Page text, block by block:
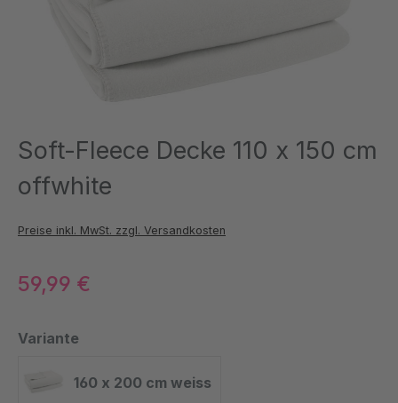
Soft-Fleece Decke 110 x 150 cm
offwhite
Preise inkl. MwSt. zzgl. Versandkosten
59,99 €
Variante
160 x 200 cm weiss
160 x 200 cm weiss